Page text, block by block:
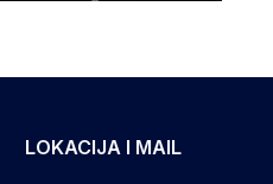
LOKACIJA I MAIL